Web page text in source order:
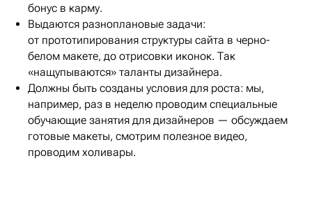
бонус в карму.
Выдаются разноплановые задачи:
от прототипирования структуры сайта в черно-
белом макете, до отрисовки иконок. Так
«нащупываются» таланты дизайнера.
Должны быть созданы условия для роста: мы,
например, раз в неделю проводим специальные
обучающие занятия для дизайнеров — обсуждаем
готовые макеты, смотрим полезное видео,
проводим холивары.